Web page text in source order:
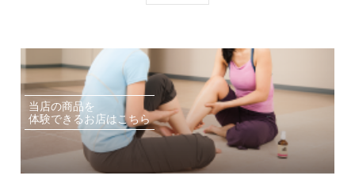
当店の商品を
体験できるお店はこちら